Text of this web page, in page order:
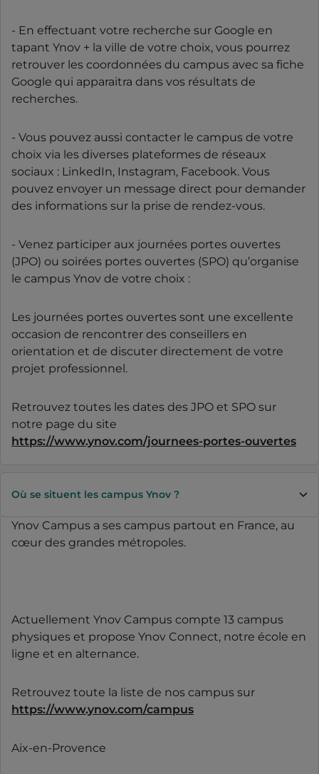
- En effectuant votre recherche sur Google en
tapant Ynov + la ville de votre choix, vous pourrez
retrouver les coordonnées du campus avec sa fiche
Google qui apparaitra dans vos résultats de
recherches.
- Vous pouvez aussi contacter le campus de votre
choix via les diverses plateformes de réseaux
sociaux : LinkedIn, Instagram, Facebook. Vous
pouvez envoyer un message direct pour demander
des informations sur la prise de rendez-vous.
- Venez participer aux journées portes ouvertes
(JPO) ou soirées portes ouvertes (SPO) qu’organise
le campus Ynov de votre choix :
Les journées portes ouvertes sont une excellente
occasion de rencontrer des conseillers en
orientation et de discuter directement de votre
projet professionnel.
Retrouvez toutes les dates des JPO et SPO sur
notre page du site
https://www.ynov.com/journees-portes-ouvertes
Où se situent les campus Ynov ?
Ynov Campus a ses campus partout en France, au
cœur des grandes métropoles.
Actuellement Ynov Campus compte 13 campus
physiques et propose Ynov Connect, notre école en
ligne et en alternance.
Retrouvez toute la liste de nos campus sur
https://www.ynov.com/campus
Aix-en-Provence